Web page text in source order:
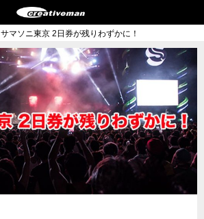
サマソニ東京 2日券が残りわずかに！